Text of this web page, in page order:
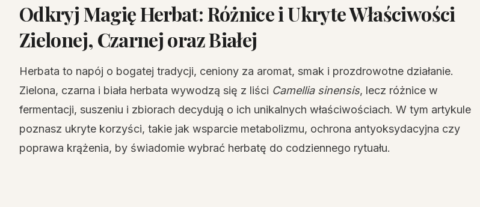
Odkryj Magię Herbat: Różnice i Ukryte Właściwości
Zielonej, Czarnej oraz Białej
Herbata to napój o bogatej tradycji, ceniony za aromat, smak i prozdrowotne działanie.
Zielona, czarna i biała herbata wywodzą się z liści Camellia sinensis, lecz różnice w
fermentacji, suszeniu i zbiorach decydują o ich unikalnych właściwościach. W tym artykule
poznasz ukryte korzyści, takie jak wsparcie metabolizmu, ochrona antyoksydacyjna czy
poprawa krążenia, by świadomie wybrać herbatę do codziennego rytuału.